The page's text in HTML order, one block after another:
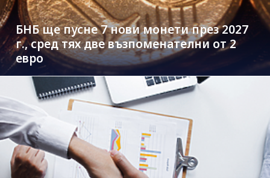
БНБ ще пусне 7 нови монети през 2027
г., сред тях две възпоменателни от 2
евро